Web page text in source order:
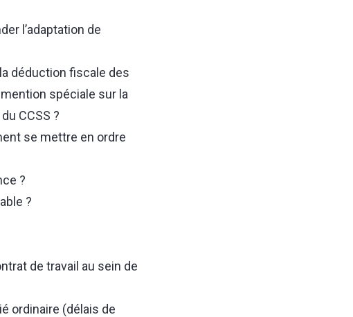
l’adaptation de
déduction fiscale des
spéciale sur la
CCSS ?
se mettre en ordre
?
?
de travail au sein de
ordinaire (délais de